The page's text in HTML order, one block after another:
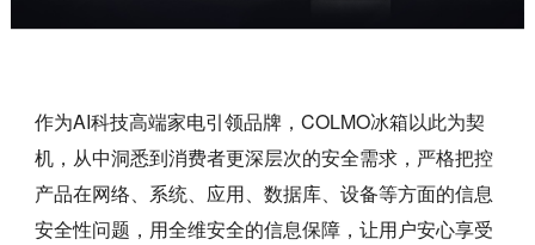
作为AI科技高端家电引领品牌，COLMO冰箱以此为契
机，从中洞悉到消费者更深层次的安全需求，严格把控
产品在网络、系统、应用、数据库、设备等方面的信息
安全性问题，用全维安全的信息保障，让用户安心享受